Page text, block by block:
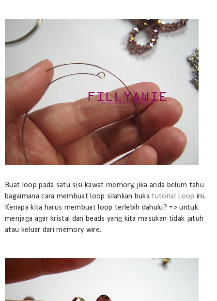
Buat loop pada satu sisi kawat memory, jika anda belum tahu
bagaimana cara membuat loop silahkan bukatutorial Loop ini.
Kenapa kita harus membuat loop terlebih dahulu? => untuk
menjaga agar kristal dan beads yang kita masukan tidak jatuh
atau keluar dari memory wire.